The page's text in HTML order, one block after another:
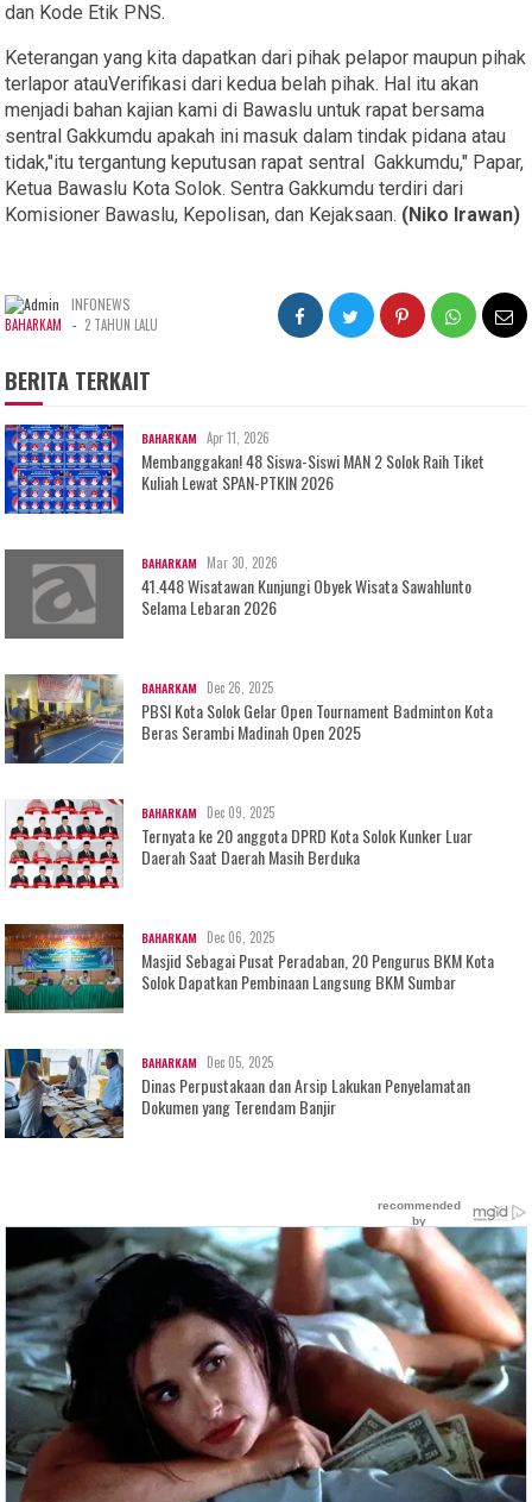
dan Kode Etik PNS.
Keterangan yang kita dapatkan dari pihak pelapor maupun pihak
terlapor atauVerifikasi dari kedua belah pihak. Hal itu akan
menjadi bahan kajian kami di Bawaslu untuk rapat bersama
sentral Gakkumdu apakah ini masuk dalam tindak pidana atau
tidak,"itu tergantung keputusan rapat sentral Gakkumdu," Papar,
Ketua Bawaslu Kota Solok. Sentra Gakkumdu terdiri dari
Komisioner Bawaslu, Kepolisan, dan Kejaksaan. (Niko Irawan)
INFONEWS
BAHARKAM - 2 TAHUN LALU
BERITA TERKAIT
BAHARKAM Apr 11, 2026
Membanggakan! 48 Siswa-Siswi MAN 2 Solok Raih Tiket
Kuliah Lewat SPAN-PTKIN 2026
BAHARKAM Mar 30, 2026
41.448 Wisatawan Kunjungi Obyek Wisata Sawahlunto
Selama Lebaran 2026
BAHARKAM Dec 26, 2025
PBSI Kota Solok Gelar Open Tournament Badminton Kota
Beras Serambi Madinah Open 2025
BAHARKAM Dec 09, 2025
Ternyata ke 20 anggota DPRD Kota Solok Kunker Luar
Daerah Saat Daerah Masih Berduka
BAHARKAM Dec 06, 2025
Masjid Sebagai Pusat Peradaban, 20 Pengurus BKM Kota
Solok Dapatkan Pembinaan Langsung BKM Sumbar
BAHARKAM Dec 05, 2025
Dinas Perpustakaan dan Arsip Lakukan Penyelamatan
Dokumen yang Terendam Banjir